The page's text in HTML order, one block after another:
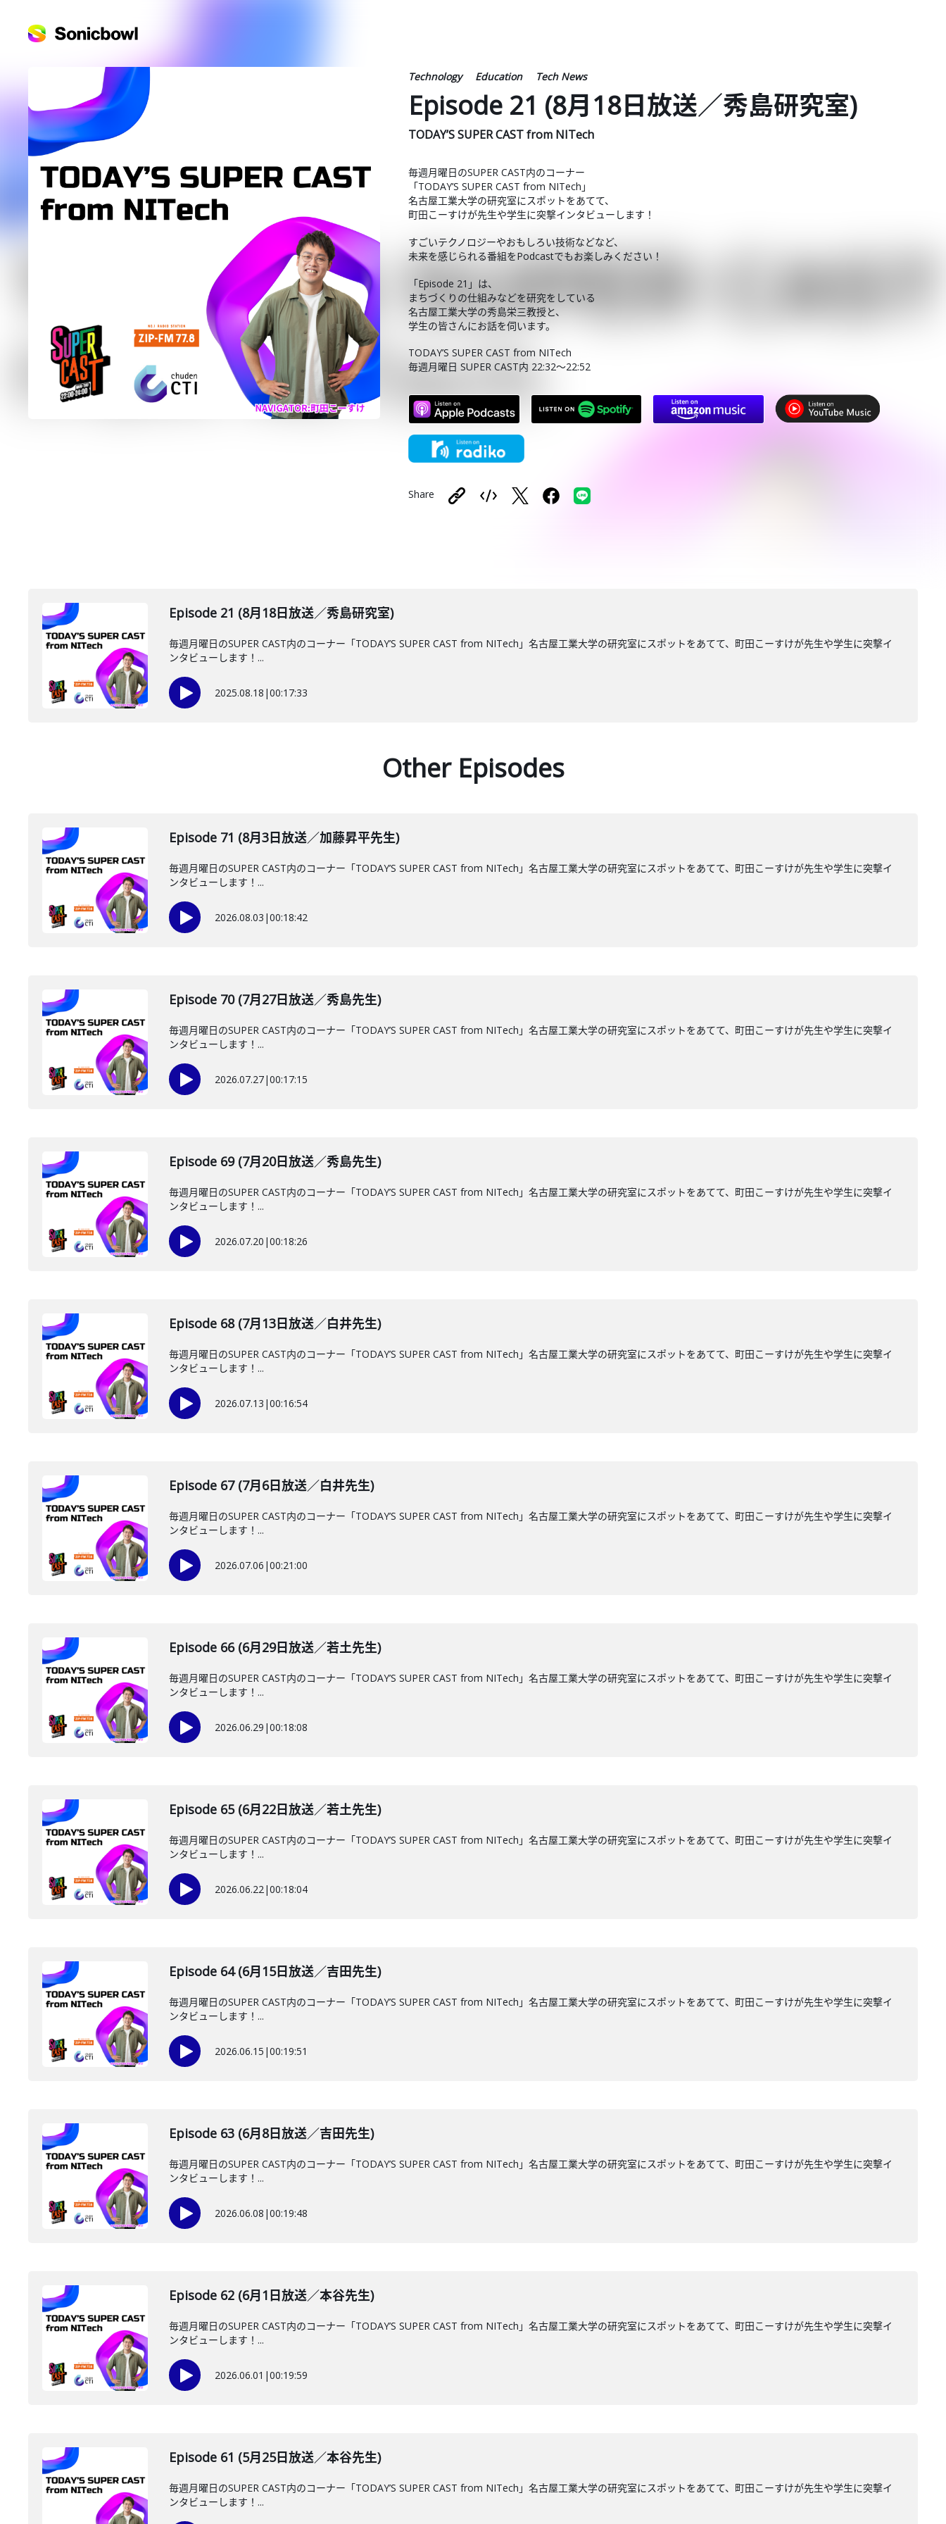
Technology Education Tech News
Episode 21 (8月18日放送／秀島研究室)
TODAY’S SUPER CAST from NITech
毎週月曜日のSUPER CAST内のコーナー
「TODAY’S SUPER CAST from NITech」
名古屋工業大学の研究室にスポットをあてて、
町田こーすけが先生や学生に突撃インタビューします！
すごいテクノロジーやおもしろい技術などなど、
未来を感じられる番組をPodcastでもお楽しみください！
「Episode 21」は、
まちづくりの仕組みなどを研究をしている
名古屋工業大学の秀島栄三教授と、
学生の皆さんにお話を伺います。
TODAY’S SUPER CAST from NITech
毎週月曜日 SUPER CAST内 22:32〜22:52
Share
Episode 21 (8月18日放送／秀島研究室)
毎週月曜日のSUPER CAST内のコーナー「TODAY’S SUPER CAST from NITech」名古屋工業大学の研究室にスポットをあてて、町田こーすけが先生や学生に突撃イ
ンタビューします！...
2025.08.18 |00:17:33
Other Episodes
Episode 71 (8月3日放送／加藤昇平先生)
毎週月曜日のSUPER CAST内のコーナー「TODAY’S SUPER CAST from NITech」名古屋工業大学の研究室にスポットをあてて、町田こーすけが先生や学生に突撃イ
ンタビューします！...
2026.08.03 |00:18:42
Episode 70 (7月27日放送／秀島先生)
毎週月曜日のSUPER CAST内のコーナー「TODAY’S SUPER CAST from NITech」名古屋工業大学の研究室にスポットをあてて、町田こーすけが先生や学生に突撃イ
ンタビューします！...
2026.07.27|00:17:15
Episode 69 (7月20日放送／秀島先生)
毎週月曜日のSUPER CAST内のコーナー「TODAY’S SUPER CAST from NITech」名古屋工業大学の研究室にスポットをあてて、町田こーすけが先生や学生に突撃イ
ンタビューします！...
2026.07.20 |00:18:26
Episode 68 (7月13日放送／白井先生)
毎週月曜日のSUPER CAST内のコーナー「TODAY’S SUPER CAST from NITech」名古屋工業大学の研究室にスポットをあてて、町田こーすけが先生や学生に突撃イ
ンタビューします！...
2026.07.13 |00:16:54
Episode 67 (7月6日放送／白井先生)
毎週月曜日のSUPER CAST内のコーナー「TODAY’S SUPER CAST from NITech」名古屋工業大学の研究室にスポットをあてて、町田こーすけが先生や学生に突撃イ
ンタビューします！...
2026.07.06 |00:21:00
Episode 66 (6月29日放送／若土先生)
毎週月曜日のSUPER CAST内のコーナー「TODAY’S SUPER CAST from NITech」名古屋工業大学の研究室にスポットをあてて、町田こーすけが先生や学生に突撃イ
ンタビューします！...
2026.06.29 |00:18:08
Episode 65 (6月22日放送／若土先生)
毎週月曜日のSUPER CAST内のコーナー「TODAY’S SUPER CAST from NITech」名古屋工業大学の研究室にスポットをあてて、町田こーすけが先生や学生に突撃イ
ンタビューします！...
2026.06.22|00:18:04
Episode 64 (6月15日放送／吉田先生)
毎週月曜日のSUPER CAST内のコーナー「TODAY’S SUPER CAST from NITech」名古屋工業大学の研究室にスポットをあてて、町田こーすけが先生や学生に突撃イ
ンタビューします！...
2026.06.15 |00:19:51
Episode 63 (6月8日放送／吉田先生)
毎週月曜日のSUPER CAST内のコーナー「TODAY’S SUPER CAST from NITech」名古屋工業大学の研究室にスポットをあてて、町田こーすけが先生や学生に突撃イ
ンタビューします！...
2026.06.08 |00:19:48
Episode 62 (6月1日放送／本谷先生)
毎週月曜日のSUPER CAST内のコーナー「TODAY’S SUPER CAST from NITech」名古屋工業大学の研究室にスポットをあてて、町田こーすけが先生や学生に突撃イ
ンタビューします！...
2026.06.01 |00:19:59
Episode 61 (5月25日放送／本谷先生)
毎週月曜日のSUPER CAST内のコーナー「TODAY’S SUPER CAST from NITech」名古屋工業大学の研究室にスポットをあてて、町田こーすけが先生や学生に突撃イ
ンタビューします！...